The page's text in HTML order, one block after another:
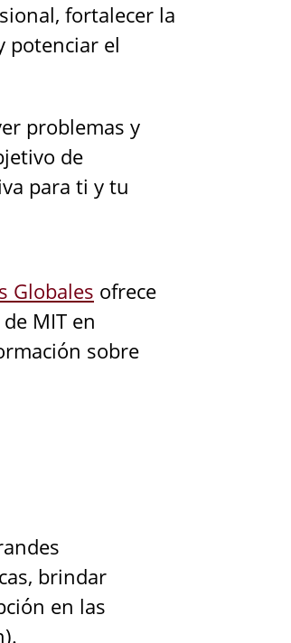
fortalecer la
potenciar el
problemas y
de
para ti y tu
Globales ofrece
MIT en
sobre
brindar
en las